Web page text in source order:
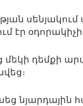
սենյակում
էր
մեկի դեմքի
նյարդային